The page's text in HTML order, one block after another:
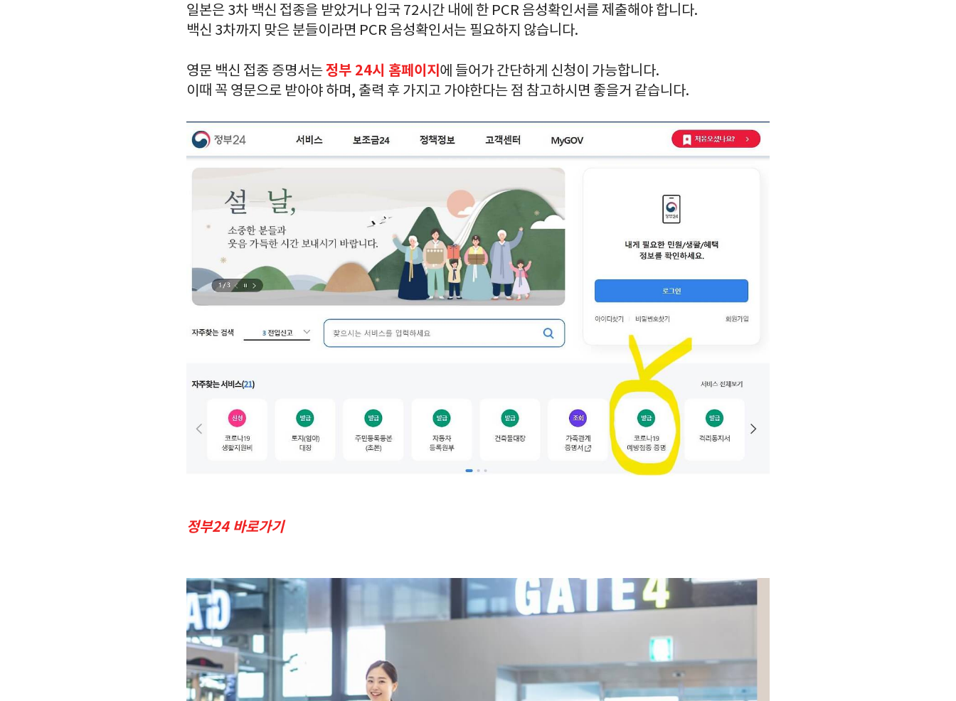
일본은 3차 백신 접종을 받았거나 입국 72시간 내에 한 PCR 음성확인서를 제출해야 합니다.
백신 3차까지 맞은 분들이라면 PCR 음성확인서는 필요하지 않습니다.
영문 백신 접종 증명서는정부 24시 홈페이지 에 들어가 간단하게 신청이 가능합니다.
이때 꼭 영문으로 받아야 하며, 출력 후 가지고 가야한다는 점 참고하시면 좋을거 같습니다. ​
정부24 바로가기